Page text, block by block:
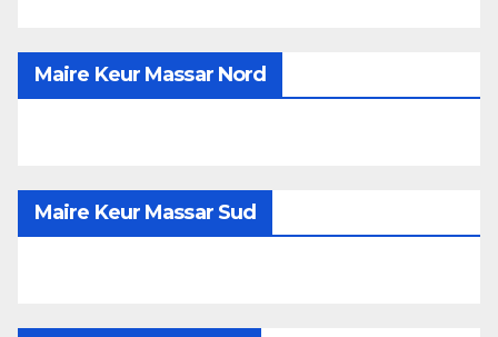
Maire Keur Massar Nord
Maire Keur Massar Sud